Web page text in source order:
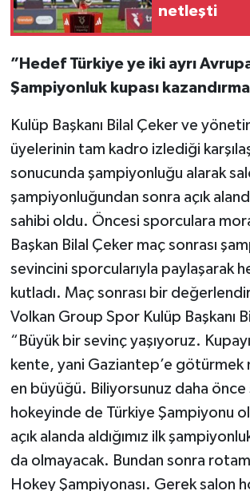
netleşti
”Hedef Türkiye ye iki ayrı
Şampiyonluk kupası
Kulüp Başkanı Bilal Çeker ve
üyelerinin tam kadro izlediği
sonucunda şampiyonluğu alarak
şampiyonluğundan sonra açık
sahibi oldu. Öncesi sporculara
Başkan Bilal Çeker maç sonrası
sevincini sporcularıyla paylaşarak
kutladı. Maç sonrası bir
Volkan Group Spor Kulüp Başkanı
“Büyük bir sevinç yaşıyoruz.
kente, yani Gaziantep’e götürmek
en büyüğü. Biliyorsunuz daha önce
hokeyinde de Türkiye Şampiyonu
açık alanda aldığımız ilk
da olmayacak. Bundan sonra
Hokey Şampiyonası. Gerek salon